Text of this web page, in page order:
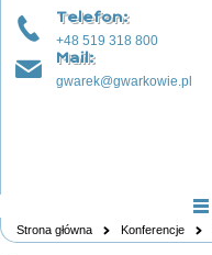
Telefon:
+48 519 318 800
Mail:
gwarek@gwarkowie.pl
Strona główna Konferencje